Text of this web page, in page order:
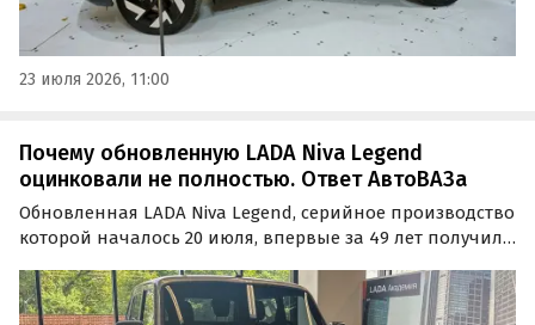
23 июля 2026, 11:00
Почему обновленную LADA Niva Legend
оцинковали не полностью. Ответ АвтоВАЗа
Обновленная LADA Niva Legend, серийное производство
которой началось 20 июля, впервые за 49 лет получила
сделал оцинкованным сразу весь кузов внедорожника,
рассказал «Автоновостям дня» директор по продуктам